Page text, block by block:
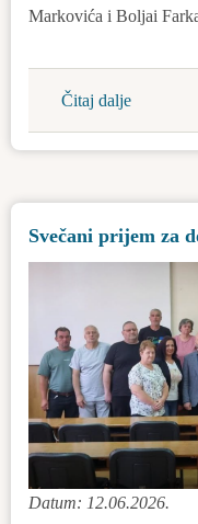
Markovića i Boljai
Čitaj dalje
Novi
ležeći
Bačkoj
Topoli
Svečani prijem za
Datum: 12.06.2026.